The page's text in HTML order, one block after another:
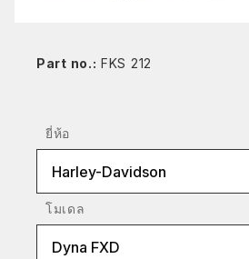
Part no.: FKS 212
ยี่ห้อ
Harley-Davidson
โมเดล
Dyna FXD